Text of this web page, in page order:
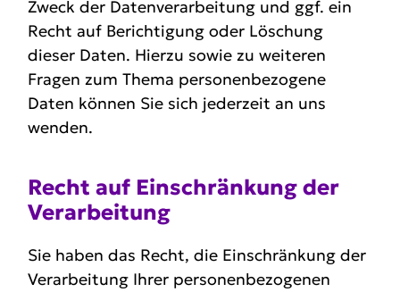
Zweck der Datenverarbeitung und ggf. ein
Recht auf Berichtigung oder Löschung
dieser Daten. Hierzu sowie zu weiteren
Fragen zum Thema personenbezogene
Daten können Sie sich jederzeit an uns
wenden.
Recht auf Einschränkung der
Verar­beitung
Sie haben das Recht, die Einschränkung der
Verarbeitung Ihrer personenbezogenen